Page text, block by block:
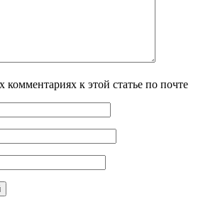
к этой статье по почте